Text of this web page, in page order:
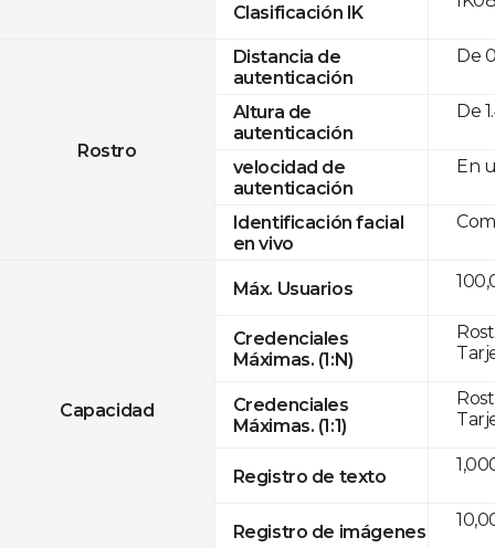
Clasificación IK
Rostro
Distancia de
autenticación
Altura de
autenticación
velocidad de
autenticación
Identificación facial
en vivo
Capacidad
Máx. Usuarios
Credenciales
Máximas. (1:N)
Credenciales
Máximas. (1:1)
Registro de texto
Registro de imágenes
De
De
En